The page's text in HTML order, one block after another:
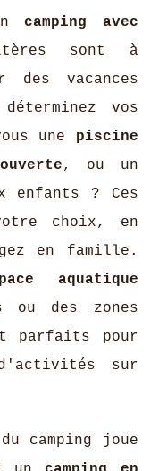
camping avec
sont à
des vacances
vos
une piscine
, ou un
enfants ? Ces
choix, en
en famille.
aquatique
ou des zones
parfaits pour
sur
camping joue